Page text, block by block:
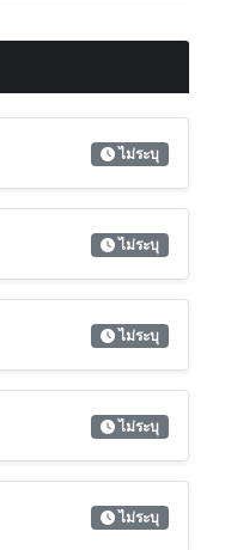
ไม่ระบุ
ไม่ระบุ
ไม่ระบุ
ไม่ระบุ
ไม่ระบุ